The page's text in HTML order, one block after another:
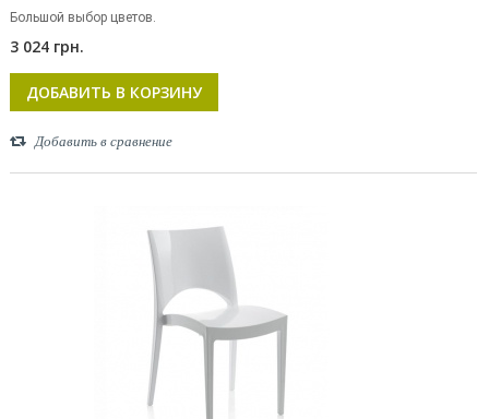
Большой выбор цветов.
3 024 грн.
ДОБАВИТЬ В КОРЗИНУ
Добавить в сравнение